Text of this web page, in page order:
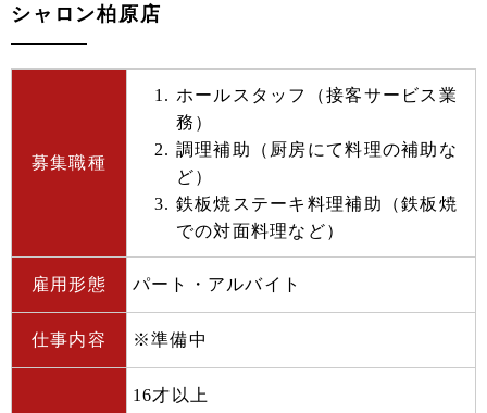
シャロン柏原店
募集職種
ホールスタッフ（接客サービス業
務）
調理補助（厨房にて料理の補助な
ど）
鉄板焼ステーキ料理補助（鉄板焼
での対面料理など）
雇用形態 パート・アルバイト
仕事内容 ※準備中
16才以上